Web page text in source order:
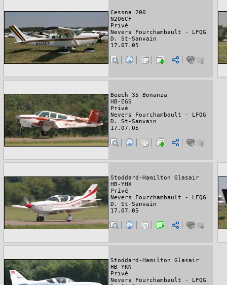
Cessna 206
N206CF
Privé
Nevers Fourchambault - LFQG
D. St-Sanvain
17.07.05
Beech 35 Bonanza
HB-EGS
Privé
Nevers Fourchambault - LFQG
D. St-Sanvain
17.07.05
Stoddard-Hamilton Glasair
HB-YHX
Privé
Nevers Fourchambault - LFQG
D. St-Sanvain
17.07.05
Stoddard-Hamilton Glasair
HB-YKN
Privé
Nevers Fourchambault - LFQG